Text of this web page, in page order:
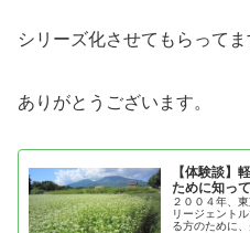
シリーズ化させてもらってま
ありがとうございます。
【体験談】
ために知っ
２００４年、
リージェント
る方のために